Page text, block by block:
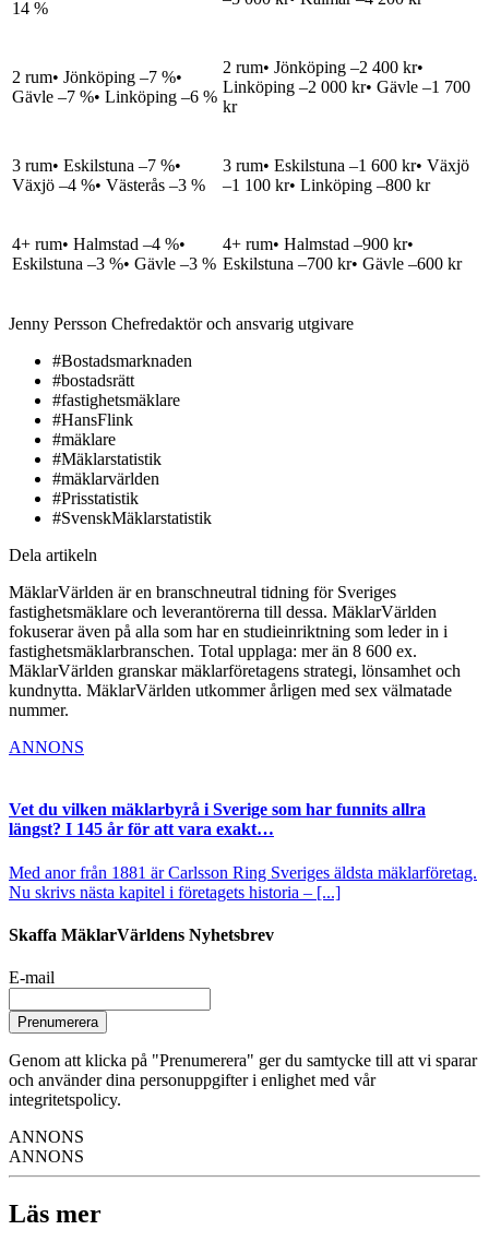
14 %
2 rum• Jönköping –7 %•
Gävle –7 %• Linköping –6 %
2 rum• Jönköping –2 400 kr•
Linköping –2 000 kr• Gävle –1 700
kr
3 rum• Eskilstuna –7 %•
Växjö –4 %• Västerås –3 %
3 rum• Eskilstuna –1 600 kr• Växjö
–1 100 kr• Linköping –800 kr
4+ rum• Halmstad –4 %•
Eskilstuna –3 %• Gävle –3 %
4+ rum• Halmstad –900 kr•
Eskilstuna –700 kr• Gävle –600 kr
Jenny Persson Chefredaktör och ansvarig utgivare
#Bostadsmarknaden
#bostadsrätt
#fastighetsmäklare
#HansFlink
#mäklare
#Mäklarstatistik
#mäklarvärlden
#Prisstatistik
#SvenskMäklarstatistik
Dela artikeln
MäklarVärlden är en branschneutral tidning för Sveriges
fastighetsmäklare och leverantörerna till dessa. MäklarVärlden
fokuserar även på alla som har en studieinriktning som leder in i
fastighetsmäklarbranschen. Total upplaga: mer än 8 600 ex.
MäklarVärlden granskar mäklarföretagens strategi, lönsamhet och
kundnytta. MäklarVärlden utkommer årligen med sex välmatade
nummer.
ANNONS
Vet du vilken mäklarbyrå i Sverige som har funnits allra
längst? I 145 år för att vara exakt…
Med anor från 1881 är Carlsson Ring Sveriges äldsta mäklarföretag.
Nu skrivs nästa kapitel i företagets historia – [...]
Skaffa MäklarVärldens Nyhetsbrev
E-mail
Prenumerera
Genom att klicka på "Prenumerera" ger du samtycke till att vi sparar
och använder dina personuppgifter i enlighet med vår
integritetspolicy.
ANNONS
ANNONS
Läs mer